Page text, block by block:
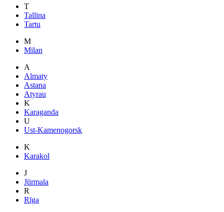
T
Tallina
Tartu
M
Milan
A
Almaty
Astana
Atyrau
K
Karaganda
U
Ust-Kamenogorsk
K
Karakol
J
Jūrmala
R
Rīga